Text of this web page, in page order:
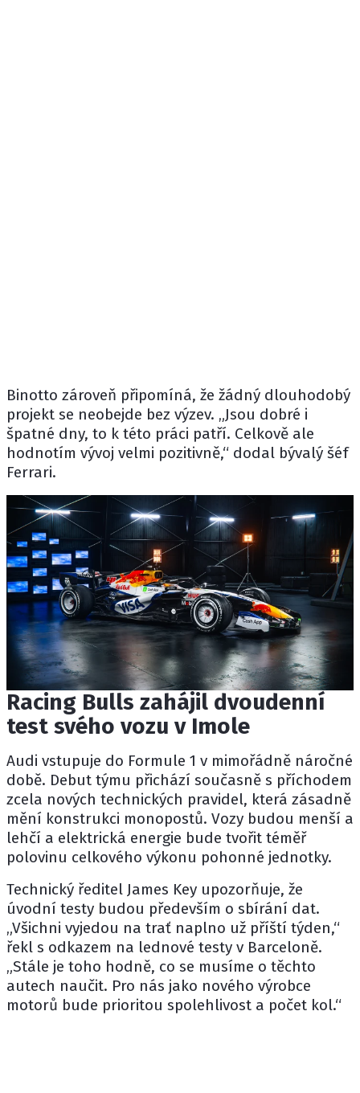
Binotto zároveň připomíná, že žádný dlouhodobý
projekt se neobejde bez výzev. „Jsou dobré i
špatné dny, to k této práci patří. Celkově ale
hodnotím vývoj velmi pozitivně,“ dodal bývalý šéf
Ferrari.
Racing Bulls zahájil dvoudenní
test svého vozu v Imole
Audi vstupuje do Formule 1 v mimořádně náročné
době. Debut týmu přichází současně s příchodem
zcela nových technických pravidel, která zásadně
mění konstrukci monopostů. Vozy budou menší a
lehčí a elektrická energie bude tvořit téměř
polovinu celkového výkonu pohonné jednotky.
Technický ředitel James Key upozorňuje, že
úvodní testy budou především o sbírání dat.
„Všichni vyjedou na trať naplno už příští týden,“
řekl s odkazem na lednové testy v Barceloně.
„Stále je toho hodně, co se musíme o těchto
autech naučit. Pro nás jako nového výrobce
motorů bude prioritou spolehlivost a počet kol.“